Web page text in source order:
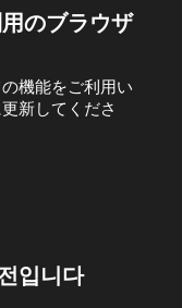
のブラウザ
機能をご利用い
新してくださ
입니다